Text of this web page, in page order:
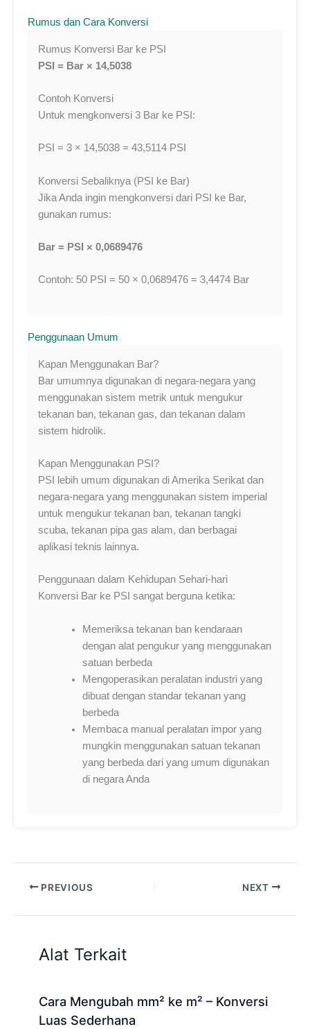
Rumus dan Cara Konversi
Rumus Konversi Bar ke PSI
PSI = Bar × 14,5038
Contoh Konversi
Untuk mengkonversi 3 Bar ke PSI:
PSI = 3 × 14,5038 = 43,5114 PSI
Konversi Sebaliknya (PSI ke Bar)
Jika Anda ingin mengkonversi dari PSI ke Bar,
gunakan rumus:
Bar = PSI × 0,0689476
Contoh: 50 PSI = 50 × 0,0689476 = 3,4474 Bar
Penggunaan Umum
Kapan Menggunakan Bar?
Bar umumnya digunakan di negara-negara yang
menggunakan sistem metrik untuk mengukur
tekanan ban, tekanan gas, dan tekanan dalam
sistem hidrolik.
Kapan Menggunakan PSI?
PSI lebih umum digunakan di Amerika Serikat dan
negara-negara yang menggunakan sistem imperial
untuk mengukur tekanan ban, tekanan tangki
scuba, tekanan pipa gas alam, dan berbagai
aplikasi teknis lainnya.
Penggunaan dalam Kehidupan Sehari-hari
Konversi Bar ke PSI sangat berguna ketika:
Memeriksa tekanan ban kendaraan
dengan alat pengukur yang menggunakan
satuan berbeda
Mengoperasikan peralatan industri yang
dibuat dengan standar tekanan yang
berbeda
Membaca manual peralatan impor yang
mungkin menggunakan satuan tekanan
yang berbeda dari yang umum digunakan
di negara Anda
PREVIOUS NEXT
Alat Terkait
Cara Mengubah mm² ke m² – Konversi
Luas Sederhana